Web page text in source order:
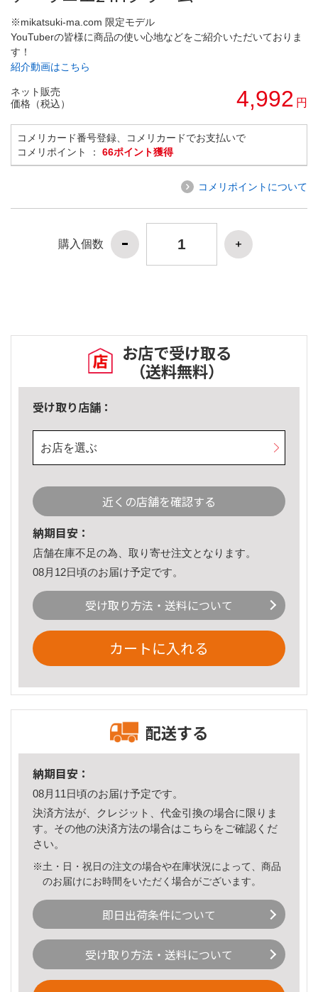
※mikatsuki-ma.com 限定モデル
YouTuberの皆様に商品の使い心地などをご紹介いただいておりま
す！
紹介動画はこちら
ネット販売
価格（税込）
4,992 円
コメリカード番号登録、コメリカードでお支払いで
コメリポイント ： 66ポイント獲得
コメリポイントについて
購入個数
お店で受け取る
（送料無料）
受け取り店舗：
お店を選ぶ
近くの店舗を確認する
納期目安：
店舗在庫不足の為、取り寄せ注文となります。
08月12日頃のお届け予定です。
受け取り方法・送料について
カートに入れる
配送する
納期目安：
08月11日頃のお届け予定です。
決済方法が、クレジット、代金引換の場合に限りま
す。その他の決済方法の場合はこちら をご確認くだ
さい。
※土・日・祝日の注文の場合や在庫状況によって、商品
のお届けにお時間をいただく場合がございます。
即日出荷条件について
受け取り方法・送料について